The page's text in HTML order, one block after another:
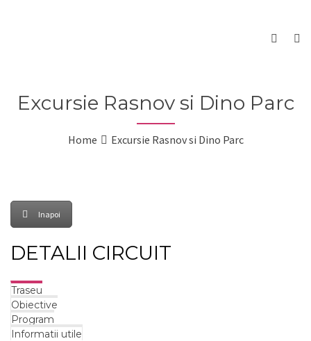
Excursie Rasnov si Dino Parc
Home Excursie Rasnov si Dino Parc
Inapoi
DETALII CIRCUIT
Traseu
Obiective
Program
Informatii utile